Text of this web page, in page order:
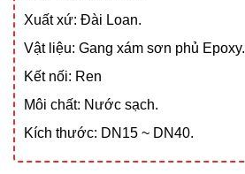
Xuất xứ: Đài Loan.
Vật liệu: Gang xám sơn phủ Epoxy.
Kết nối: Ren
Môi chất: Nước sạch.
Kích thước: DN15 ~ DN40.